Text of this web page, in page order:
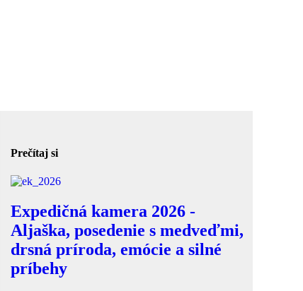
Prečítaj si
Expedičná kamera 2026 -
Aljaška, posedenie s medveďmi,
drsná príroda, emócie a silné
príbehy